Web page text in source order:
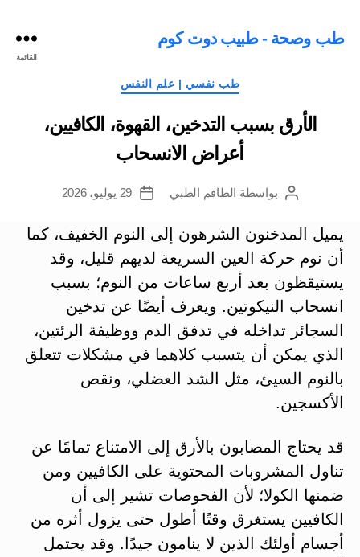
طب وصحة - طبيب دوت كوم
القائمة
التصنيفات
طب نفسي | علم النفس
الأرق بسبب التدخين، القهوة، الكافيين،
أعراض الانسحاب
كاتببواسطة الطاقم الطبي
تاريخ
29 يوليو، 2026
يميل المدخنون الشرهون إلى النوم الخفيف، كما
أن نوم حركة العين السريعة لديهم قليل، وقد
يستيقظون بعد أربع ساعات من النوم؛ بسبب
انسحاب النيكوتين. ويعرف أيضًا عن تدخين
السجائر تداخله في تدفق الدم ووظيفة الرئتين،
الذي يمكن أن يتسبب كلاهما في مشكلات تتعلق
بالنوم السيئ، مثل الشد العضلي، ونقص
الأكسجين.
قد يحتاج المصابون بالأرق إلى الامتناع تمامًا عن
تناول المشروبات المحتوية على الكافيين ومن
ضمنها الكولا؛ لأن الفحوصات تشير إلى أن
الكافيين يستغرق وقتًا أطول حتى يزول أثره من
أجسام أولئك الذين لا ينامون جيدًا. وقد يحتمل